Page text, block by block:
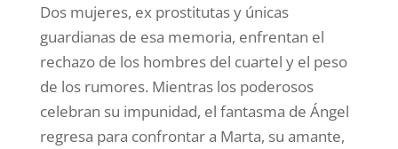
Dos mujeres, ex prostitutas y únicas
guardianas de esa memoria, enfrentan el
rechazo de los hombres del cuartel y el peso
de los rumores. Mientras los poderosos
celebran su impunidad, el fantasma de Ángel
regresa para confrontar a Marta, su amante,